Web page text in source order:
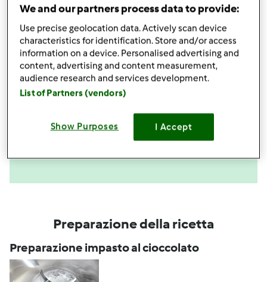
acquista
Condividi le tue attività
Questa ricetta mi interessa
Preparazione della ricetta
Preparazione impasto al cioccolato
We and our partners process data to provide:
Use precise geolocation data. Actively scan device
characteristics for identification. Store and/or access
information on a device. Personalised advertising and
content, advertising and content measurement,
audience research and services development.
List of Partners (vendors)
Show Purposes I Accept